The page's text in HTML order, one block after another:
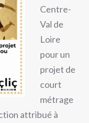
Centre-
Val de
Loire
pour un
projet de
court
métrage
attribué à